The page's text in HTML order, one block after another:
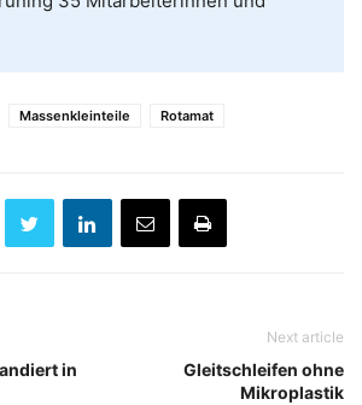
Massenkleinteile Rotamat
in
Next article
Gleitschleifen ohne
Mikroplastik